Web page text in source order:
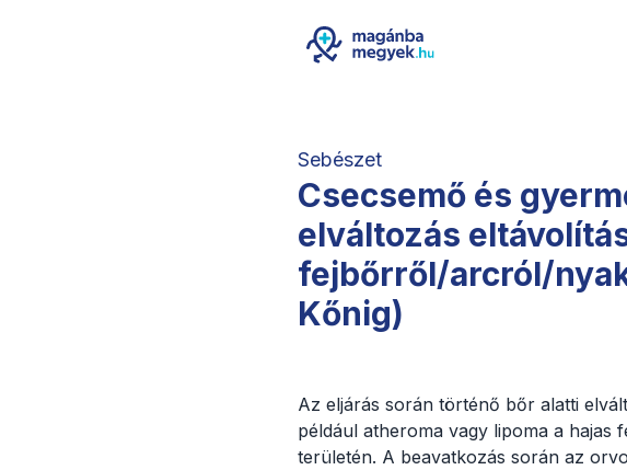
Sebészet
Csecsemő és
elváltozás
fejbőrről/arcról/
Kőnig)
Az eljárás során történő bőr alatti
például atheroma vagy lipoma a hajas
területén. A beavatkozás során az